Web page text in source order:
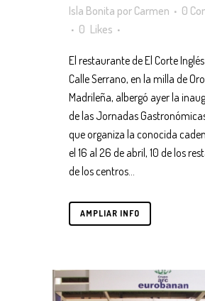
Isla Bonita por Carmen
0
0 Likes
El restaurante de El Corte
Calle Serrano, en la milla de Oro
Madrileña, albergó ayer la
de las Jornadas
que organiza la conocida
el 16 al 26 de abril, 10 de los
de los centros...
AMPLIAR INFO